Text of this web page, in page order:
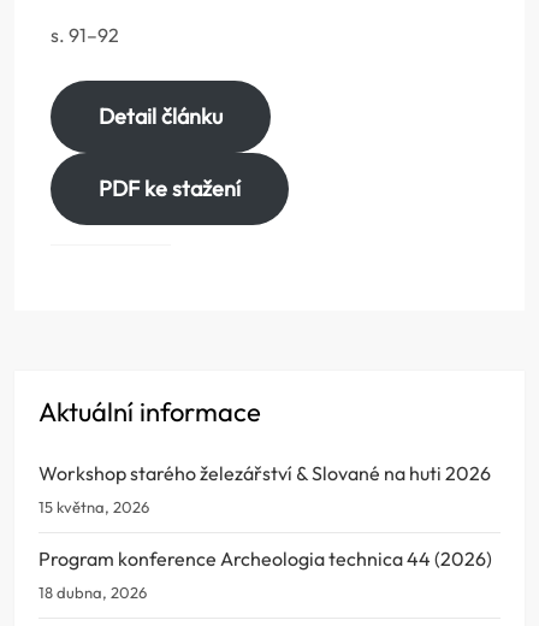
s. 91–92
Detail článku
PDF ke stažení
Aktuální informace
Workshop starého železářství & Slované na huti 2026
15 května, 2026
Program konference Archeologia technica 44 (2026)
18 dubna, 2026